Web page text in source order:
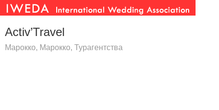
Activ’Travel
Марокко, Марокко, Турагентства